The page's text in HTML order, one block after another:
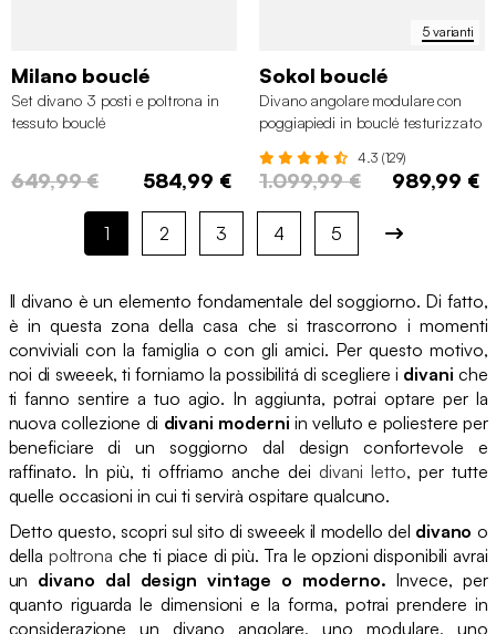
Milano bouclé
Set divano 3 posti e poltrona in
tessuto bouclé
649,99 € 584,99 €
5 varianti
Sokol bouclé
Divano angolare modulare con
poggiapiedi in bouclé testurizzato
4.3 (129)
1.099,99 € 989,99 €
1 2 3 4 5
Il divano è un elemento fondamentale del soggiorno. Di fatto,
è in questa zona della casa che si trascorrono i momenti
conviviali con la famiglia o con gli amici. Per questo motivo,
noi di sweeek, ti forniamo la possibilitá di scegliere i divani che
ti fanno sentire a tuo agio. In aggiunta, potrai optare per la
nuova collezione di divani moderni in velluto e poliestere per
beneficiare di un soggiorno dal design confortevole e
raffinato. In più, ti offriamo anche dei divani letto, per tutte
quelle occasioni in cui ti servirà ospitare qualcuno.
Detto questo, scopri sul sito di sweeek il modello del divano o
della poltrona che ti piace di più. Tra le opzioni disponibili avrai
un divano dal design vintage o moderno. Invece, per
quanto riguarda le dimensioni e la forma, potrai prendere in
considerazione un divano angolare, uno modulare, uno